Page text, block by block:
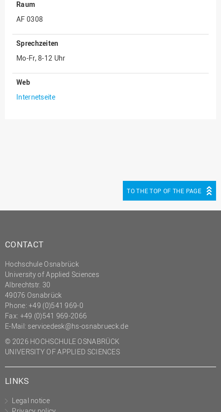
IT Service Center
Kommunikation und
Marketing
LearningCenter
Nachhaltigkeit
Personal
Science to Business GmbH
Studierendensekretariat
Studium und Lehre
Transfer- und
Innovationsmanagement
Raum
AF 0308
Sprechzeiten
Mo-Fr, 8-12 Uhr
Web
Internetseite
TO THE TOP OF THE PAGE
CONTACT
Hochschule Osnabrück
University of Applied Sciences
Albrechtstr. 30
49076 Osnabrück
Phone: +49 (0)541 969-0
Fax: +49 (0)541 969-2066
E-Mail: servicedesk@hs-osnabrueck.de
© 2026 HOCHSCHULE OSNABRÜCK
UNIVERSITY OF APPLIED SCIENCES
LINKS
Legal notice